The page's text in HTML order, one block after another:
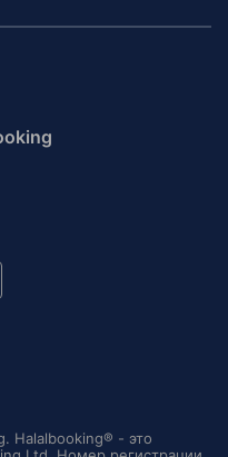
Halalbooking® - это